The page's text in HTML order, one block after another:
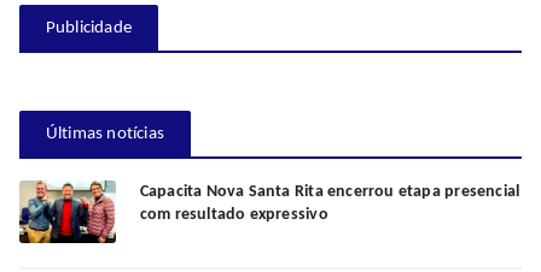
Publicidade
Últimas notícias
Capacita Nova Santa Rita encerrou etapa presencial
com resultado expressivo